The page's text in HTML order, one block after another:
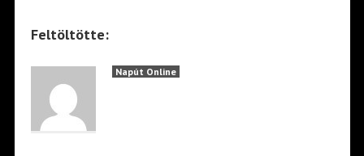
Feltöltötte:
Napút Online